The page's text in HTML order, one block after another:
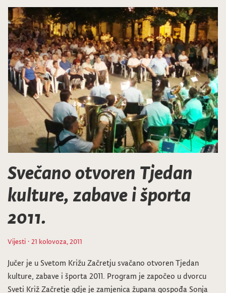
Svečano otvoren Tjedan
kulture, zabave i športa
2011.
Vijesti · 21 kolovoza, 2011
Jučer je u Svetom Križu Začretju svačano otvoren Tjedan
kulture, zabave i športa 2011. Program je započeo u dvorcu
Sveti Križ Začretje gdje je zamjenica župana gospođa Sonja